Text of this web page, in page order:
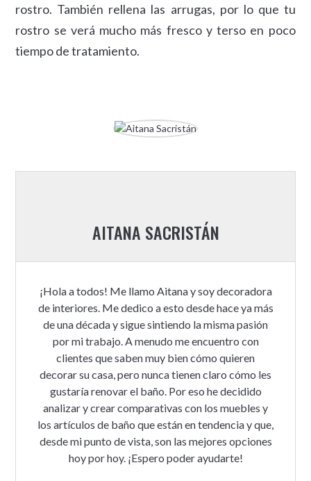
rostro. También rellena las arrugas, por lo que tu
rostro se verá mucho más fresco y terso en poco
tiempo de tratamiento.
AITANA SACRISTÁN
¡Hola a todos! Me llamo Aitana y soy decoradora
de interiores. Me dedico a esto desde hace ya más
de una década y sigue sintiendo la misma pasión
por mi trabajo. A menudo me encuentro con
clientes que saben muy bien cómo quieren
decorar su casa, pero nunca tienen claro cómo les
gustaría renovar el baño. Por eso he decidido
analizar y crear comparativas con los muebles y
los artículos de baño que están en tendencia y que,
desde mi punto de vista, son las mejores opciones
hoy por hoy. ¡Espero poder ayudarte!